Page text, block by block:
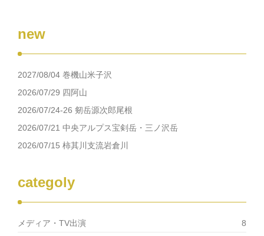
new
2027/08/04 巻機山米子沢
2026/07/29 四阿山
2026/07/24-26 剱岳源次郎尾根
2026/07/21 中央アルプス宝剣岳・三ノ沢岳
2026/07/15 柿其川支流岩倉川
categoly
メディア・TV出演
8